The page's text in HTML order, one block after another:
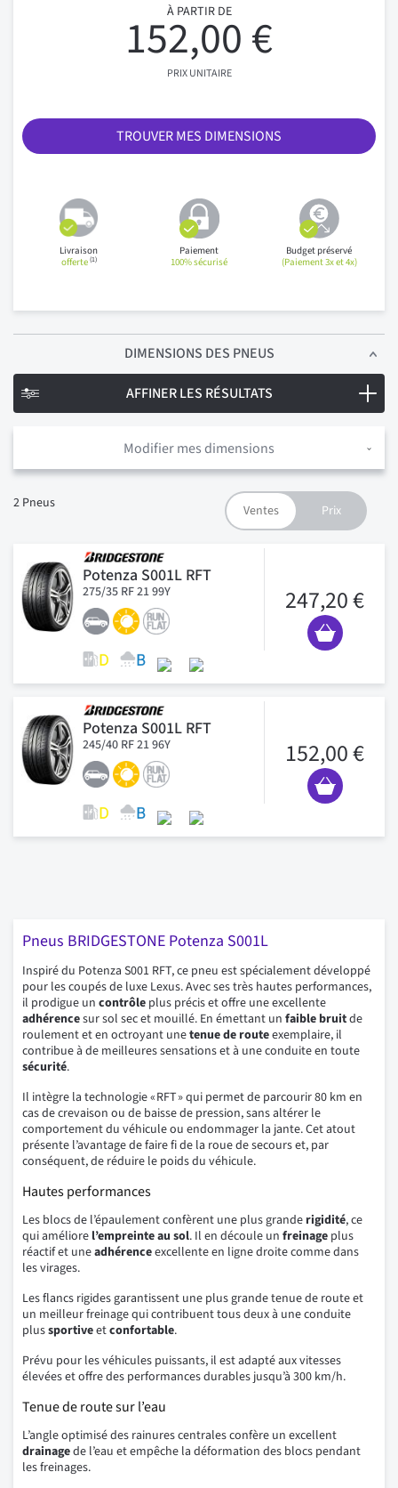
À PARTIR DE
152,00 €
PRIX UNITAIRE
TROUVER MES DIMENSIONS
Livraison
offerte(1)
Paiement
100% sécurisé
Budget préservé
(Paiement 3x et 4x)
DIMENSIONS DES PNEUS
Modifier mes dimensions
2 Pneus
Potenza S001L RFT
275/35 RF 21 99Y 247,20 €
Potenza S001L RFT
245/40 RF 21 96Y 152,00 €
AFFINER LES RÉSULTATS
Pneus BRIDGESTONE Potenza S001L
Inspiré du Potenza S001 RFT, ce pneu est spécialement développé
pour les coupés de luxe Lexus. Avec ses très hautes performances,
il prodigue un contrôle plus précis et offre une excellente
adhérencesur sol sec et mouillé. En émettant un faible bruitde
roulement et en octroyant unetenue de routeexemplaire, il
contribue à de meilleures sensations et à une conduite en toute
sécurité.
Il intègre la technologie « RFT » qui permet de parcourir 80 km en
cas de crevaison ou de baisse de pression, sans altérer le
comportement du véhicule ou endommager la jante. Cet atout
présente l’avantage de faire fi de la roue de secours et, par
conséquent, de réduire le poids du véhicule.
Hautes performances
Les blocs de l’épaulement confèrent une plus grande rigidité, ce
qui améliore l’empreinte au sol. Il en découle un freinage plus
réactif et uneadhérenceexcellente en ligne droite comme dans
les virages.
Les flancs rigides garantissent une plus grande tenue de route et
un meilleur freinage qui contribuent tous deux à une conduite
plussportiveetconfortable.
Prévu pour les véhicules puissants, il est adapté aux vitesses
élevées et offre des performances durables jusqu’à 300 km/h.
Tenue de route sur l’eau
L’angle optimisé des rainures centrales confère un excellent
drainagede l’eau et empêche la déformation des blocs pendant
les freinages.